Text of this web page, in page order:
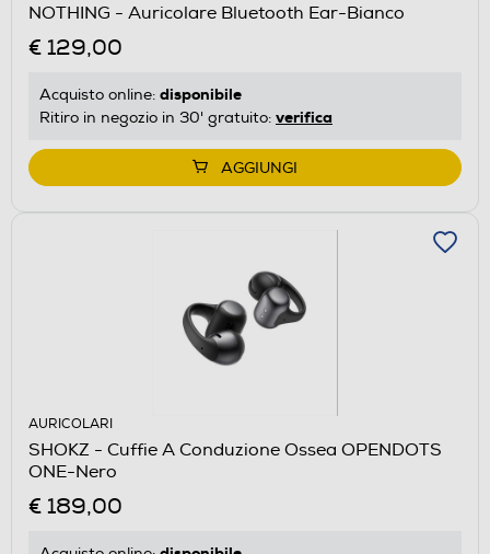
NOTHING - Auricolare Bluetooth Ear-Bianco
€ 129,00
Acquisto online: disponibile
Ritiro in negozio in 30' gratuito: verifica
AGGIUNGI
AURICOLARI
SHOKZ - Cuffie A Conduzione Ossea OPENDOTS
ONE-Nero
€ 189,00